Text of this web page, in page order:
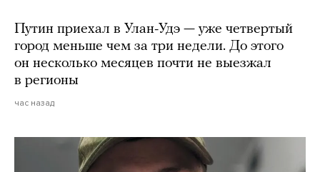
Путин приехал в Улан-Удэ — уже четвертый
город меньше чем за три недели. До этого
он несколько месяцев почти не выезжал
в регионы
час назад